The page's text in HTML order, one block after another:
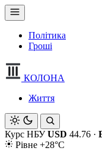
Політика
Гроші
КОЛОНА
Життя
Курс НБУ USD 44.76 ·
Рівне +28°C